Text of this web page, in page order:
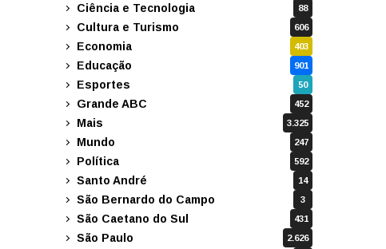
Ciência e Tecnologia 88
Cultura e Turismo 606
Economia 403
Educação 901
Esportes 50
Grande ABC 452
Mais 3.325
Mundo 247
Política 592
Santo André 14
São Bernardo do Campo 3
São Caetano do Sul 431
São Paulo 2.626